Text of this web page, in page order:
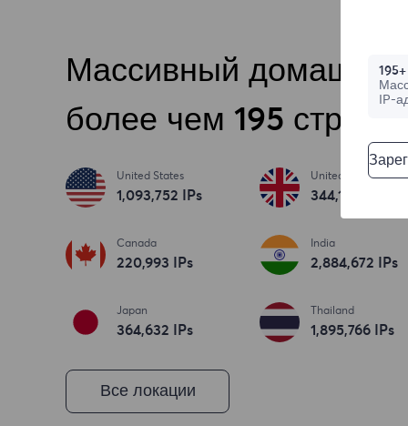
Массивный
более чем 195
United States
1,093,753 IPs
United Kingdom
344,186
Canada
220,994 IPs
India
2,884,673 IPs
Japan
364,633 IPs
Thailand
1,895,767IPs
Все локации
195+
IP-